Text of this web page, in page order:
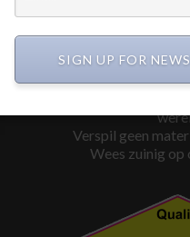
Verspil geen
Wees zuinig op
SIGN UP FOR